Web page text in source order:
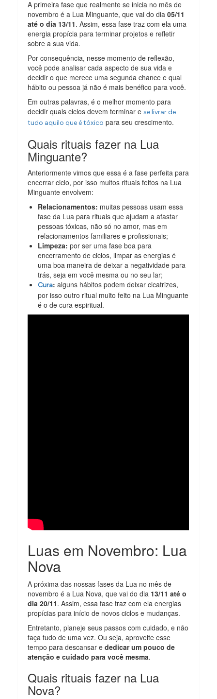
A primeira fase que realmente se inicia no mês de
novembro é a Lua Minguante, que vai do dia05/11
até o dia 13/11. Assim, essa fase traz com ela uma
energia propícia para terminar projetos e refletir
sobre a sua vida.
Por consequência, nesse momento de reflexão,
você pode analisar cada aspecto de sua vida e
decidir o que merece uma segunda chance e qual
hábito ou pessoa já não é mais benéfico para você.
Em outras palavras, é o melhor momento para
decidir quais ciclos devem terminar ese livrar de
tudo aquilo que é tóxico para seu crescimento.
Quais rituais fazer na Lua
Minguante?
Anteriormente vimos que essa é a fase perfeita para
encerrar ciclo, por isso muitos rituais feitos na Lua
Minguante envolvem:
Relacionamentos: muitas pessoas usam essa
fase da Lua para rituais que ajudam a afastar
pessoas tóxicas, não só no amor, mas em
relacionamentos familiares e profissionais;
Limpeza: por ser uma fase boa para
encerramento de ciclos, limpar as energias é
uma boa maneira de deixar a negatividade para
trás, seja em você mesma ou no seu lar;
Cura: alguns hábitos podem deixar cicatrizes,
por isso outro ritual muito feito na Lua Minguante
é o de cura espiritual.
Luas em Novembro: Lua
Nova
A próxima das nossas fases da Lua no mês de
novembro é a Lua Nova, que vai do dia 13/11 até o
dia 20/11. Assim, essa fase traz com ela energias
propícias para início de novos ciclos e mudanças.
Entretanto, planeje seus passos com cuidado, e não
faça tudo de uma vez. Ou seja, aproveite esse
tempo para descansar ededicar um pouco de
atenção e cuidado para você mesma.
Quais rituais fazer na Lua
Nova?